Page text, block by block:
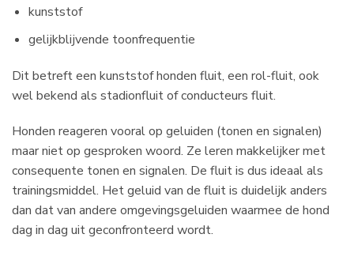
kunststof
gelijkblijvende toonfrequentie
Dit betreft een kunststof honden fluit, een rol-fluit, ook
wel bekend als stadionfluit of conducteurs fluit.
Honden reageren vooral op geluiden (tonen en signalen)
maar niet op gesproken woord. Ze leren makkelijker met
consequente tonen en signalen. De fluit is dus ideaal als
trainingsmiddel. Het geluid van de fluit is duidelijk anders
dan dat van andere omgevingsgeluiden waarmee de hond
dag in dag uit geconfronteerd wordt.